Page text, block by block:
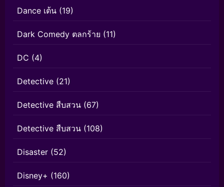
Dance เต้น (19)
Dark Comedy ตลกร้าย (11)
DC (4)
Detective (21)
Detective สืบสวน (67)
Detective สืบสวน (108)
Disaster (52)
Disney+ (160)